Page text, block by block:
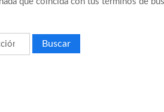
2026: de Patria Boba a Colombia
con seres de otros planos o